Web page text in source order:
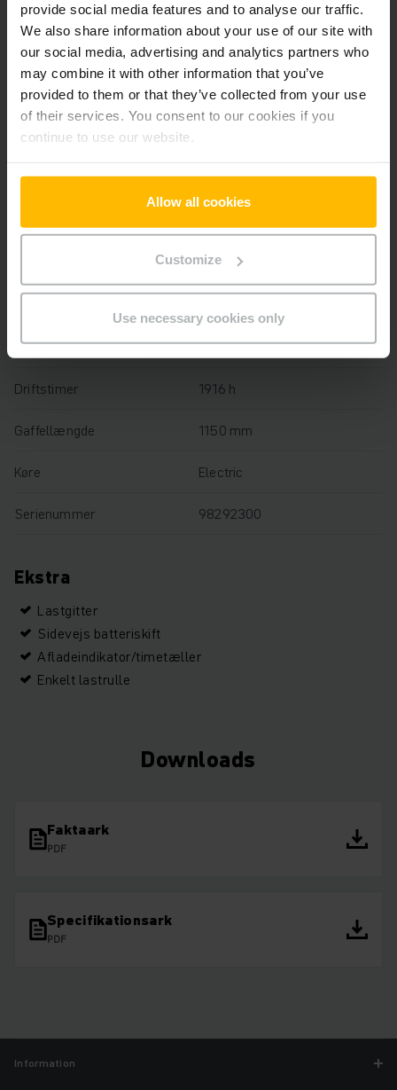
provide social media features and to analyse our traffic.
We also share information about your use of our site with
our social media, advertising and analytics partners who
may combine it with other information that you’ve
provided to them or that they’ve collected from your use
of their services. You consent to our cookies if you
continue to use our website.
Allow all cookies
Customize
Use necessary cookies only
Det følgende afsnit giver en omfattende oversigt over
køretøjets tekniske specifikationer og udstyr.
Teknisk information
Batteri
Oplader Ja, 24 V / 40 A
Batteriets produktionsår
2020
Lastkapacitet 1200 kg
Driftstimer 1916 h
Gaffellængde 1150 mm
Køre Electric
Serienummer 98292300
Ekstra
Lastgitter
Sidevejs batteriskift
Afladeindikator/timetæller
Enkelt lastrulle
Downloads
Faktaark
PDF
Specifikationsark
PDF
Information